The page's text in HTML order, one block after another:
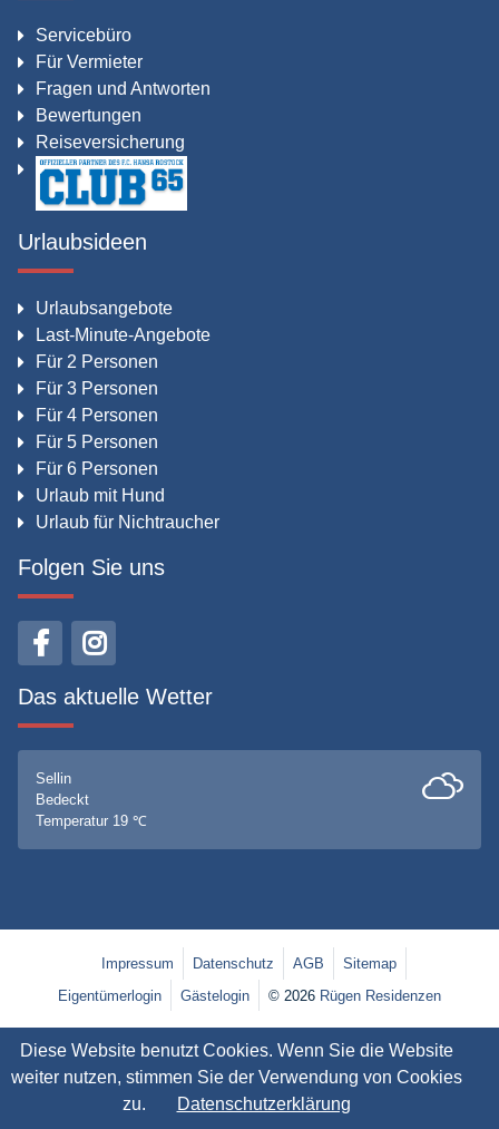
Diese Website benutzt Cookies. Wenn Sie die Website
weiter nutzen, stimmen Sie der Verwendung von Cookies
zu.
Datenschutzerklärung
Servicebüro
Für Vermieter
Fragen und Antworten
Bewertungen
Reiseversicherung
Urlaubsideen
Urlaubsangebote
Last-Minute-Angebote
Für 2 Personen
Für 3 Personen
Für 4 Personen
Für 5 Personen
Für 6 Personen
Urlaub mit Hund
Urlaub für Nichtraucher
Folgen Sie uns
Das aktuelle Wetter
Sellin
Bedeckt
Temperatur 19 ℃
Impressum Datenschutz AGB
Sitemap
Eigentümerlogin
Gästelogin © 2026 Rügen Residenzen